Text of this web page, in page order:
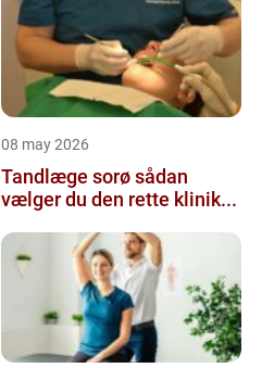
08 may 2026
Tandlæge sorø sådan
vælger du den rette klinik...